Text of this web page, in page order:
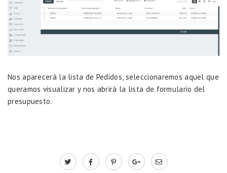
Nos aparecerá la lista de Pedidos, seleccionaremos aquel que
queramos visualizar y nos abrirá la lista de formulario del
presupuesto.